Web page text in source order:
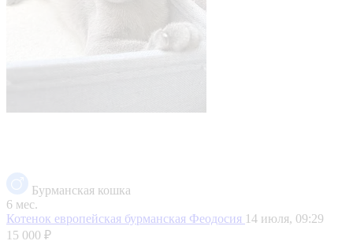
Бурманская кошка
6 мес.
Котенок европейская бурманская Феодосия 14 июля, 09:29
15 000 ₽